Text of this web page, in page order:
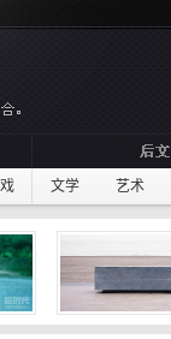
文学 艺术